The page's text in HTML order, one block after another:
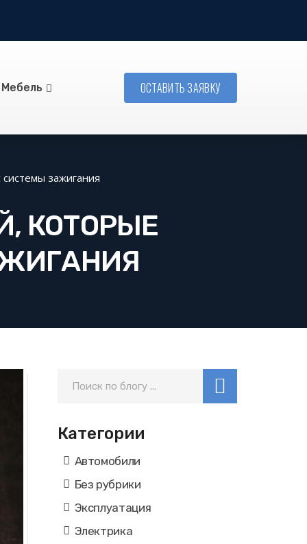
Мебель ОСТАВИТЬ ЗАЯВКУ
зажигания
КОТОРЫЕ
Категории
Автомобили
Без рубрики
Эксплуатация
Электрика